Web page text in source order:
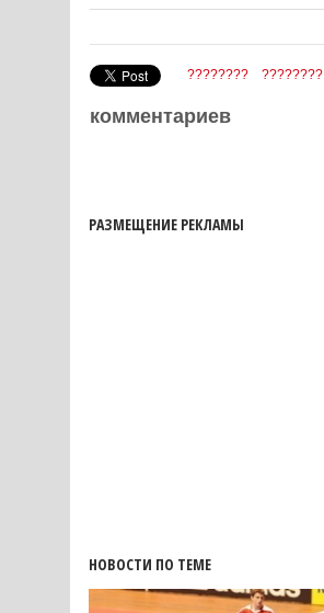
???????? ????????
комментариев
РАЗМЕЩЕНИЕ РЕКЛАМЫ
НОВОСТИ ПО ТЕМЕ